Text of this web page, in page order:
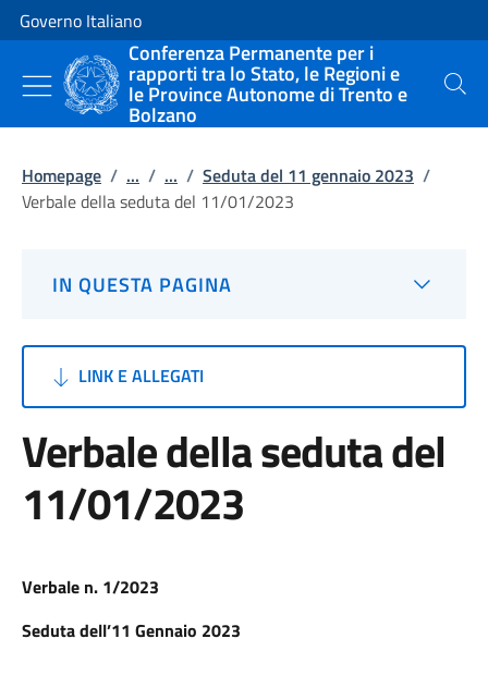
Vai al contenuto
Vai alla navigazione del sito
Governo Italiano
Conferenza Permanente per i
rapporti tra lo Stato, le Regioni e
le Province Autonome di Trento e
Bolzano
Cerca
Homepage / ... / ... / Seduta del 11 gennaio 2023 /
Verbale della seduta del 11/01/2023
IN QUESTA PAGINA
LINK E ALLEGATI
Verbale della seduta del
11/01/2023
Verbale n. 1/2023
Seduta dell’11 Gennaio 2023